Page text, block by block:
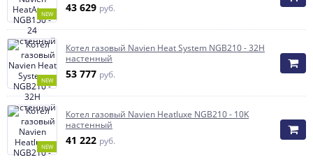
NEW 43 629 руб.
NEW
Котел газовый Navien Heat System NGB210 - 32H
настенный
53 777 руб.
NEW
Котел газовый Navien Heatluxe NGB210 - 10K
настенный
41 222 руб.